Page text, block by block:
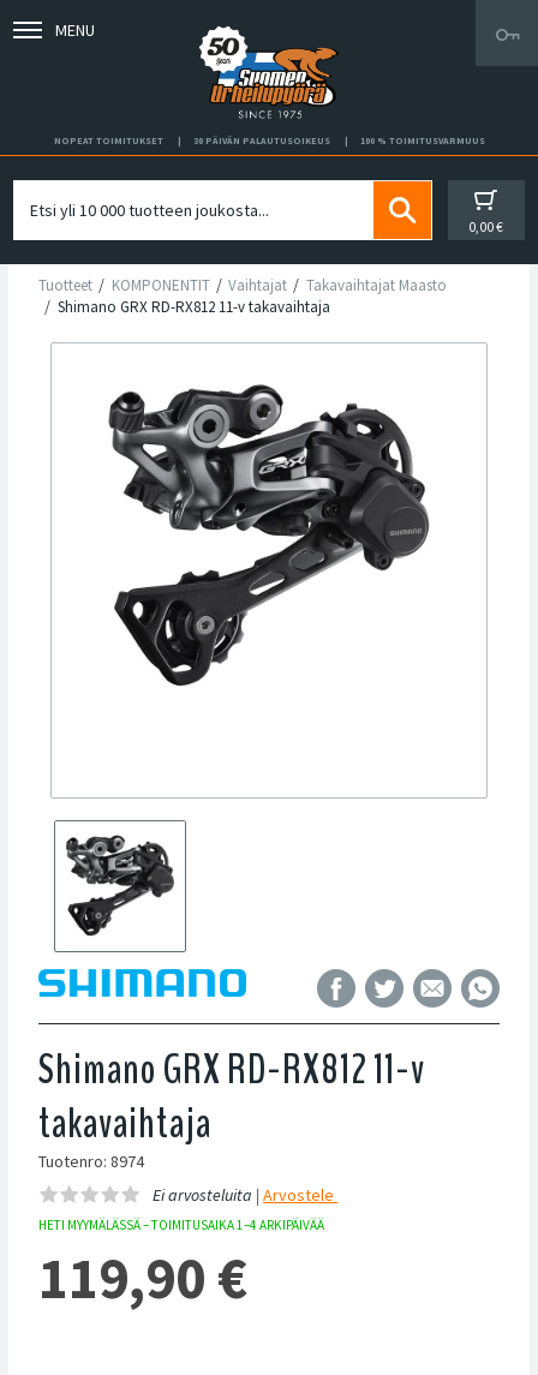
MENU
NOPEAT TOIMITUKSET 30 PÄIVÄN PALAUTUSOIKEUS 100 % TOIMITUSVARMUUS
0,00 €
Tuotteet KOMPONENTIT Vaihtajat
Takavaihtajat Maasto
Shimano GRX RD-RX812 11-v takavaihtaja
Shimano GRX RD-RX812 11-v
takavaihtaja
Tuotenro: 8974
Ei arvosteluita |Arvostele
HETI MYYMÄLÄSSÄ – TOIMITUSAIKA 1–4 ARKIPÄIVÄÄ
119,90 €